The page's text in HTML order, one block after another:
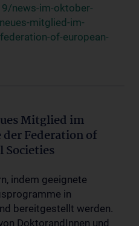
news-im-oktober-
mitglied-im-
of-european-
Mitglied im
Federation of
Societies
indem geeignete
in
bereitgestellt werden.
DoktorandInnen und